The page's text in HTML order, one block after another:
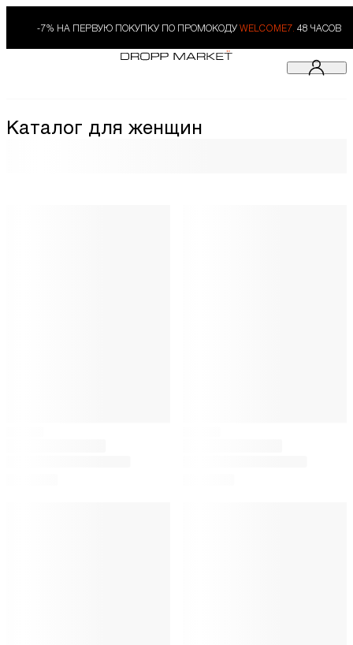
-7% НА ПЕРВУЮ ПОКУПКУ ПО ПРОМОКОДУ WELCOME7. 48 ЧАСОВ
Каталог для женщин